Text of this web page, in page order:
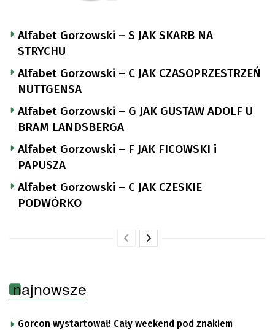
Alfabet Gorzowski – S JAK SKARB NA
STRYCHU
Alfabet Gorzowski – C JAK CZASOPRZESTRZEŃ
NUTTGENSA
Alfabet Gorzowski – G JAK GUSTAW ADOLF U
BRAM LANDSBERGA
Alfabet Gorzowski – F JAK FICOWSKI i
PAPUSZA
Alfabet Gorzowski – C JAK CZESKIE
PODWÓRKO
najnowsze
Gorcon wystartował! Cały weekend pod znakiem